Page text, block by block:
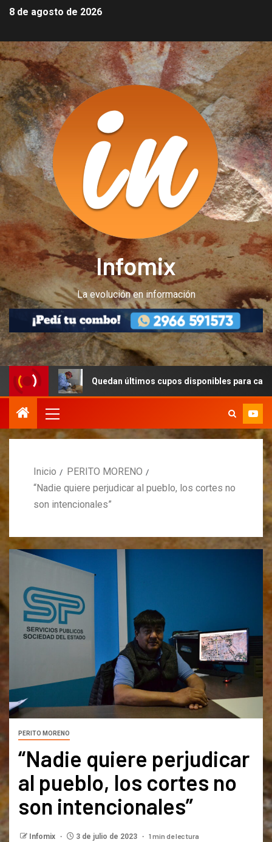
8 de agosto de 2026
Infomix
La evolución en información
Quedan últimos cupos disponibles para castraciones
Inicio
PERITO MORENO
“Nadie quiere perjudicar al pueblo, los cortes no
son intencionales”
PERITO MORENO
“Nadie quiere perjudicar
al pueblo, los cortes no
son intencionales”
Infomix 3 de julio de 2023 1 min de lectura